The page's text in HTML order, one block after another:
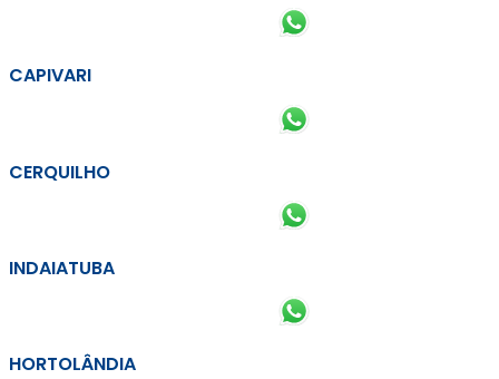
CAPIVARI
CERQUILHO
INDAIATUBA
HORTOLÂNDIA